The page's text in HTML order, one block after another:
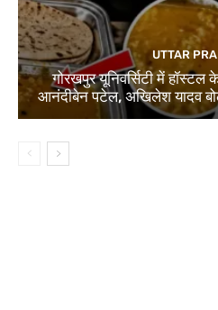
UTTAR
गोरखपुर यूनिवर्सिटी में
आनंदीबेन पटेल, अखिलेश यादव